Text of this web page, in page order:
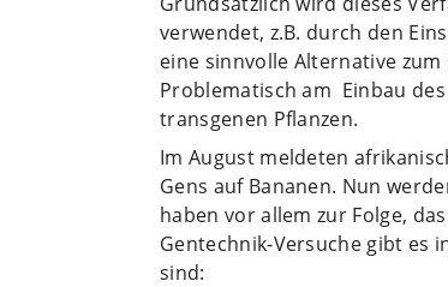
verwendet, z.B. durch den
eine sinnvolle Alternative
Problematisch am Einbau
transgenen Pflanzen.
Im August meldeten
Gens auf Bananen. Nun
haben vor allem zur Folge,
Gentechnik-Versuche gibt es
sind: